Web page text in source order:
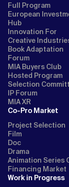
Full Program
European
Hub
Innovation For
Creative
Book Adaptation
Forum
MIA Buyers Club
Hosted Program
Selection
IP Forum
MIA XR
Co-Pro Market
Project Selection
Film
Doc
Drama
Animation Series
Financing Market
Work in Progress